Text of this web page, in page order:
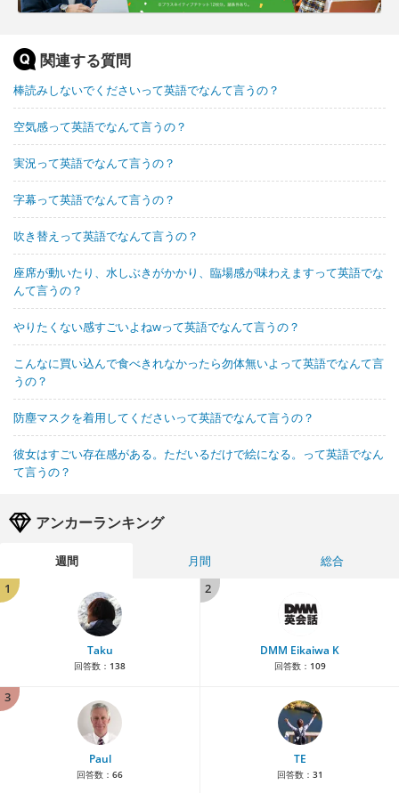
関連する質問
棒読みしないでくださいって英語でなんて言うの？
空気感って英語でなんて言うの？
実況って英語でなんて言うの？
字幕って英語でなんて言うの？
吹き替えって英語でなんて言うの？
座席が動いたり、水しぶきがかかり、臨場感が味わえますって英語でな
んて言うの？
やりたくない感すごいよねwって英語でなんて言うの？
こんなに買い込んで食べきれなかったら勿体無いよって英語でなんて言
うの？
防塵マスクを着用してくださいって英語でなんて言うの？
彼女はすごい存在感がある。ただいるだけで絵になる。って英語でなん
て言うの？
アンカーランキング
週間 月間
総合
1
Taku
回答数： 138
2
DMM Eikaiwa K
回答数： 109
3
Paul
回答数： 66
TE
回答数： 31